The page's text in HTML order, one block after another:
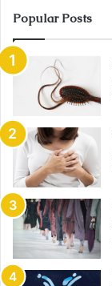
Popular Posts